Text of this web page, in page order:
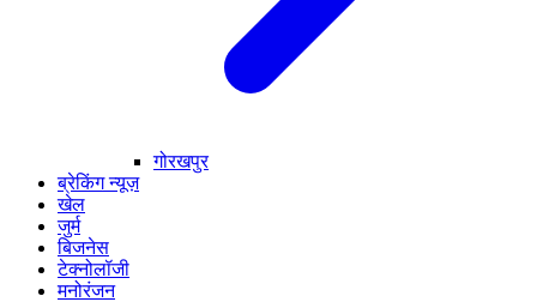
गोरखपुर
ब्रेकिंग न्यूज़
खेल
जुर्म
बिजनेस
टेक्नोलॉजी
मनोरंजन